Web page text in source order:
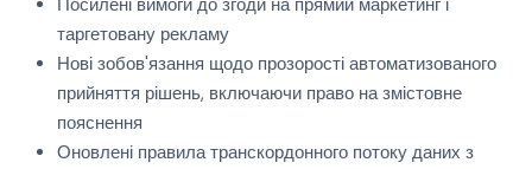
Посилені вимоги до згоди на прямий маркетинг і
таргетовану рекламу
Нові зобов'язання щодо прозорості автоматизованого
прийняття рішень, включаючи право на змістовне
пояснення
Оновлені правила транскордонного потоку даних з